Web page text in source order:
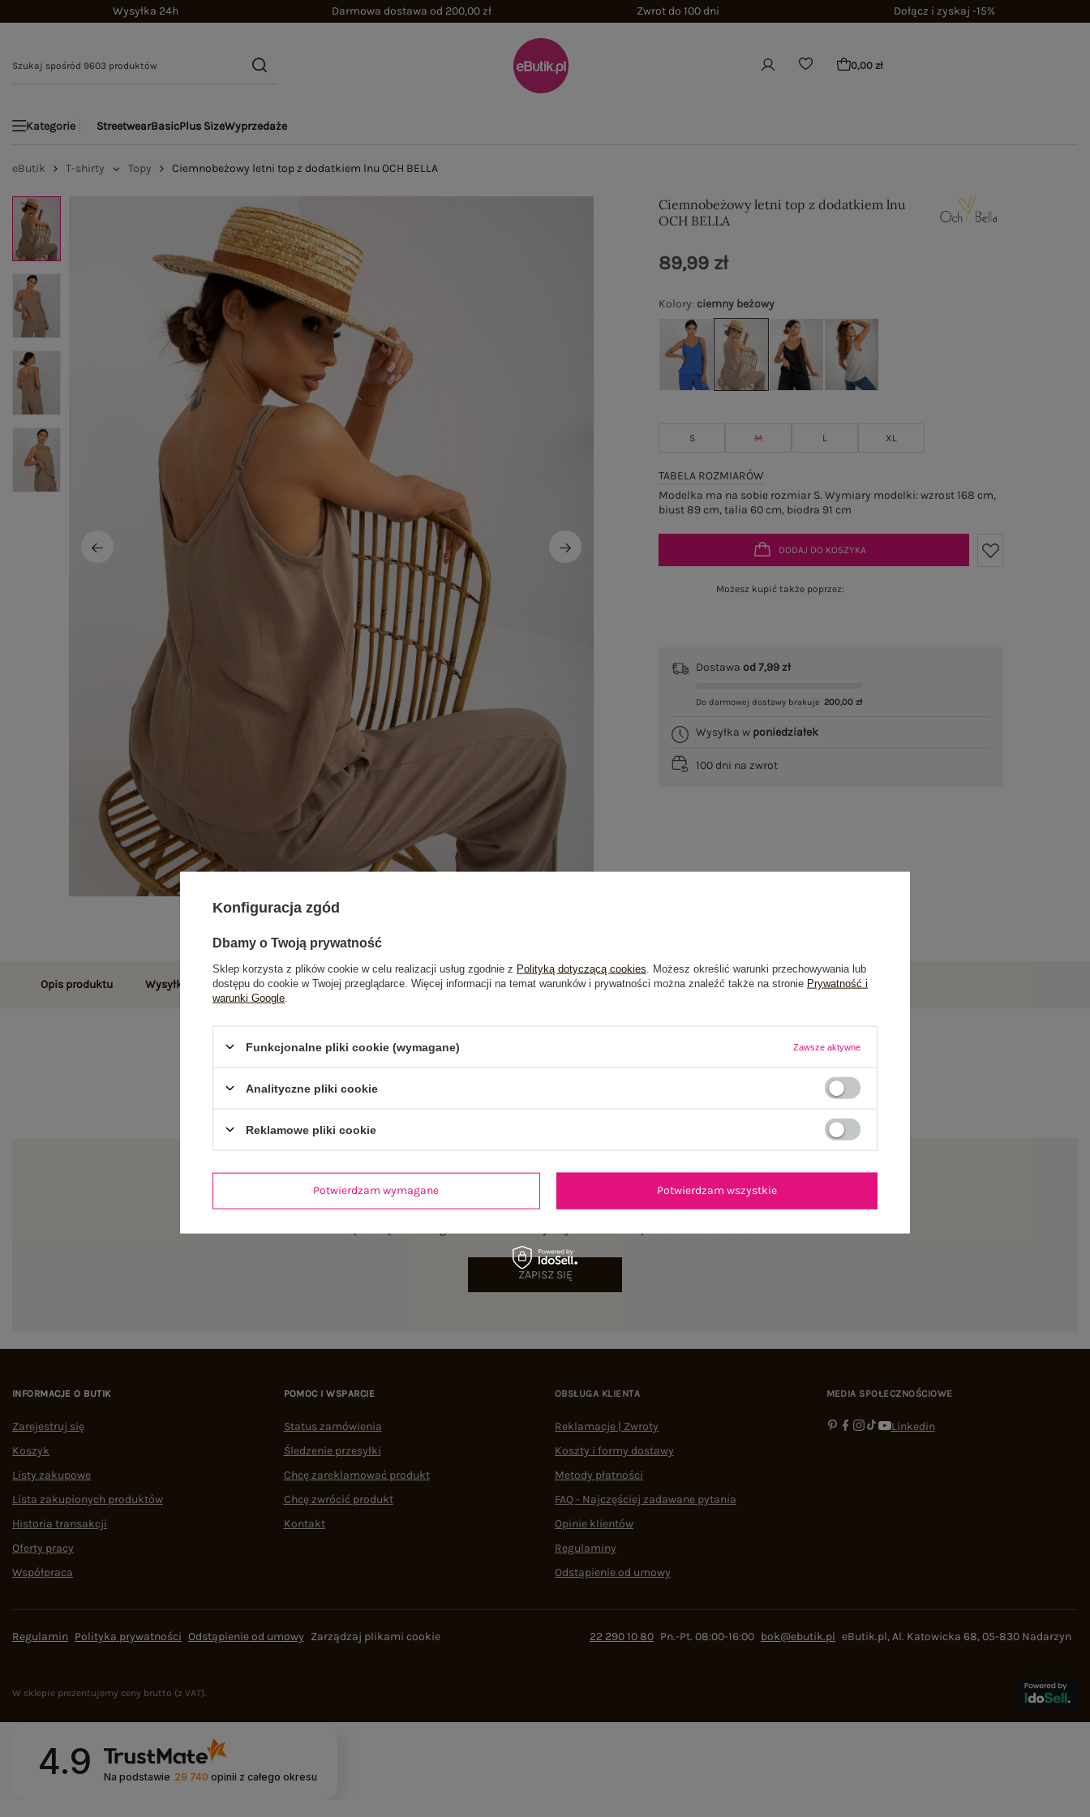
Wysyłka 24h Darmowa dostawa od 200,00 zł Zwrot do 100 dni Dołącz i zyskaj -15%
0,00 zł
Kategorie StreetwearBasicPlus SizeWyprzedaże
eButik T-shirty Topy Ciemnobeżowy letni top z dodatkiem lnu OCH BELLA
Ciemnobeżowy letni top z dodatkiem lnu
OCH BELLA
Kolory: ciemny beżowy
S M L XL
TABELA ROZMIARÓW
Modelka ma na sobie rozmiar S. Wymiary modelki: wzrost 168 cm,
biust 89 cm, talia 60 cm, biodra 91 cm
89,99 zł
DODAJ DO KOSZYKA
Możesz kupić także poprzez:
Dostawaod 7,99 zł
Do darmowej dostawy brakuje 200,00 zł
Wysyłka w poniedziałek
100 dni na zwrot
Opis produktu Wysyłka i dostawa Zwroty i reklamacje Opinie o produkcie(0)
ZAPISZ SIĘ
INFORMACJE O BUTIK
Zarejestruj się
Koszyk
Listy zakupowe
Lista zakupionych produktów
Historia transakcji
Oferty pracy
Współpraca
POMOC I WSPARCIE
Status zamówienia
Śledzenie przesyłki
Chcę zareklamować produkt
Chcę zwrócić produkt
Kontakt
OBSŁUGA KLIENTA
Reklamacje | Zwroty
Koszty i formy dostawy
Metody płatności
FAQ - Najczęściej zadawane pytania
Opinie klientów
Regulaminy
Odstąpienie od umowy
MEDIA SPOŁECZNOŚCIOWE
Linkedin
Regulamin Polityka prywatności Odstąpienie od umowy Zarządzaj plikami cookie 22 290 10 80 Pn.-Pt. 08:00-16:00 bok@ebutik.pl eButik.pl,Al. Katowicka 68,05-830 Nadarzyn
W sklepie prezentujemy ceny brutto (z VAT).
4.9 Na podstawie 29 740 opinii z całego okresu
Konfiguracja zgód
Dbamy o Twoją prywatność
Sklep korzysta z plików cookie w celu realizacji usług zgodnie z Polityką dotyczącą cookies . Możesz określić warunki przechowywania lub
dostępu do cookie w Twojej przeglądarce. Więcej informacji na temat warunków i prywatności można znaleźć także na stronie Prywatność i
warunki Google
Funkcjonalne pliki cookie (wymagane) Zawsze aktywne
Analityczne pliki cookie
Reklamowe pliki cookie
Potwierdzam wymagane Potwierdzam wszystkie